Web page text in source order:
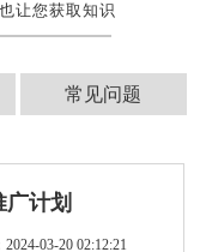
让您获取知识
常见问题
计划
03-20 02:12:21